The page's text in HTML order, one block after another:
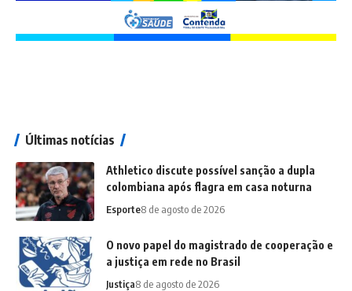
Últimas notícias
Athletico discute possível sanção a dupla
colombiana após flagra em casa noturna
Esporte8 de agosto de 2026
O novo papel do magistrado de cooperação e
a justiça em rede no Brasil
Justiça8 de agosto de 2026